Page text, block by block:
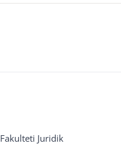
Fakulteti Juridik